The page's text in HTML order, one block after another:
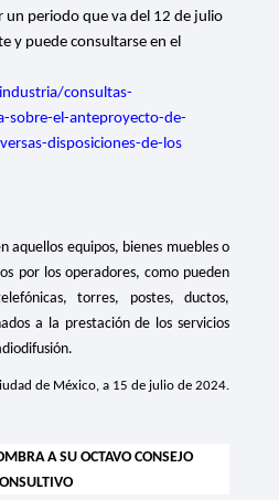
un periodo que va del 12 de julio
y puede consultarse en el
consultas-
sobre-el-anteproyecto-de-
disposiciones-de-los
aquellos equipos, bienes muebles o
por los operadores, como pueden
torres, postes, ductos,
a la prestación de los servicios
de México, a 15 de julio de 2024.
A SU OCTAVO CONSEJO